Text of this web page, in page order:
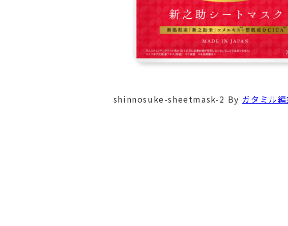
shinnosuke-sheetmask-2 By ガタミル